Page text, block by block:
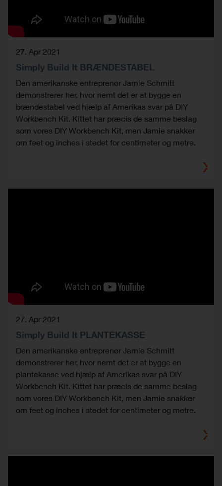
27. Apr 2021
Simply Build It BRÆNDESTABEL
Den amerikanske entreprenør Jamie Schmitt
demonstrerer her, hvor nemt det er at bygge en
brændestabel ved hjælp af Amerikas svar på DIY
Workbench Kit. Kittet har præcis de samme beslag
som vores DIY Workbench Kit, men Jamie snakker
om feet og inches i stedet for centimeter og metre.
27. Apr 2021
Simply Build It PLANTEKASSE
Den amerikanske entreprenør Jamie Schmitt
demonstrerer her, hvor nemt det er at bygge en
plantekasse ved hjælp af Amerikas svar på DIY
Workbench Kit. Kittet har præcis de samme beslag
som vores DIY Workbench Kit, men Jamie snakker
om feet og inches i stedet for centimeter og metre.